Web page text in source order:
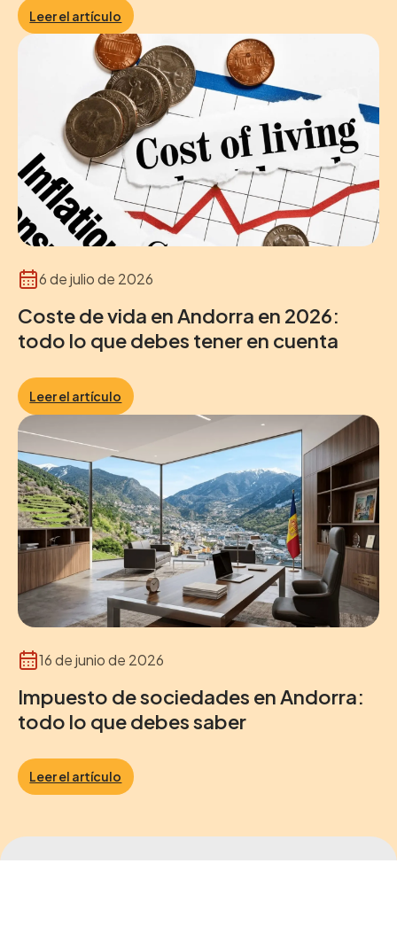
Leer el artículo
6 de julio de 2026
Coste de vida en Andorra en 2026:
todo lo que debes tener en cuenta
Leer el artículo
16 de junio de 2026
Impuesto de sociedades en Andorra:
todo lo que debes saber
Leer el artículo